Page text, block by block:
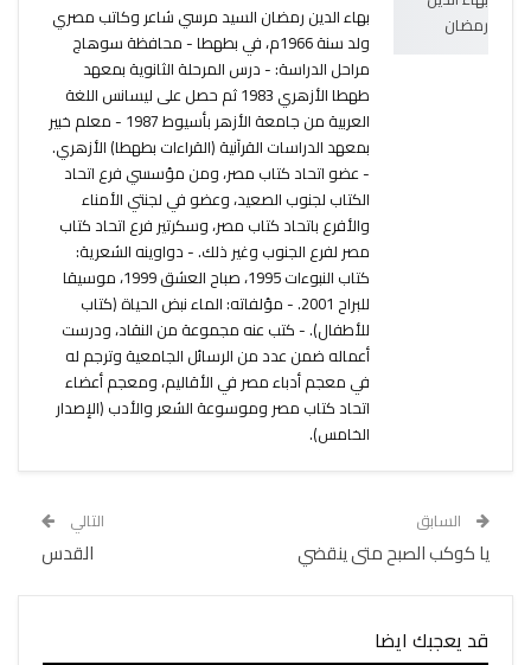
بهاء الدين رمضان السيد مرسي شاعر وكاتب مصري
ولد سنة 1966م، في بطهطا - محافظة سوهاج
مراحل الدراسة: - درس المرحلة الثانوية بمعهد
طهطا الأزهري 1983 ثم حصل على ليسانس اللغة
العربية من جامعة الأزهر بأسيوط 1987 - معلم خبير
بمعهد الدراسات القرآنية (القراءات بطهطا) الأزهري.
- عضو اتحاد كتاب مصر، ومن مؤسسي فرع اتحاد
الكتاب لجنوب الصعيد، وعضو في لجنتي الأمناء
والأفرع باتحاد كتاب مصر، وسكرتير فرع اتحاد كتاب
مصر لفرع الجنوب وغير ذلك. - دواوينه الشعرية:
كتاب النبوءات 1995، صباح العشق 1999، موسيقا
للبراح 2001. - مؤلفاته: الماء نبض الحياة (كتاب
للأطفال). - كتب عنه مجموعة من النقاد، ودرست
أعماله ضمن عدد من الرسائل الجامعية وترجم له
في معجم أدباء مصر في الأقاليم، ومعجم أعضاء
اتحاد كتاب مصر وموسوعة الشعر والأدب (الإصدار
الخامس).
السابق
يا كوكب الصبح متى ينقضي
التالي
القدس
قد يعجبك ايضا